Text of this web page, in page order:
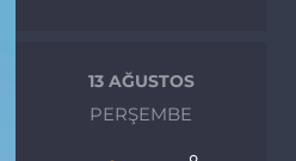
13 AĞUSTOS
PERŞEMBE